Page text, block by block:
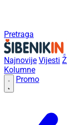
Pretraga
Najnovije Vijesti
Kolumne
Promo